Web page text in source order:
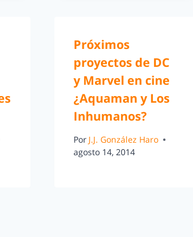
Próximos
proyectos de DC
y Marvel en cine
¿Aquaman y Los
Inhumanos?
Por J.J. González Haro
agosto 14, 2014